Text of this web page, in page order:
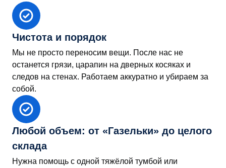
Чистота и порядок
Мы не просто переносим вещи. После нас не
останется грязи, царапин на дверных косяках и
следов на стенах. Работаем аккуратно и убираем за
собой.
Любой объем: от «Газельки» до целого
склада
Нужна помощь с одной тяжёлой тумбой или